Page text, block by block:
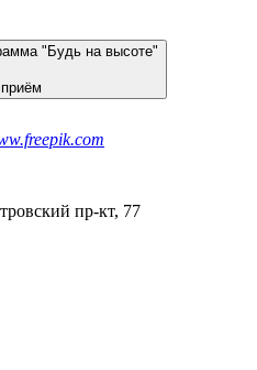
"Будь на высоте"
пр-кт, 77